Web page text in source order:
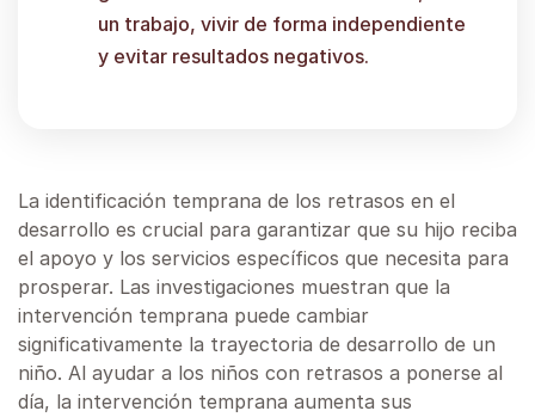
un trabajo, vivir de forma independiente
y evitar resultados negativos.
La identificación temprana de los retrasos en el
desarrollo es crucial para garantizar que su hijo reciba
el apoyo y los servicios específicos que necesita para
prosperar. Las investigaciones muestran que la
intervención temprana puede cambiar
significativamente la trayectoria de desarrollo de un
niño. Al ayudar a los niños con retrasos a ponerse al
día, la intervención temprana aumenta sus